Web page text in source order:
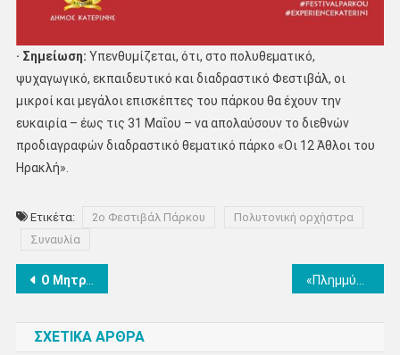
· Σημείωση: Υπενθυμίζεται, ότι, στο πολυθεματικό,
ψυχαγωγικό, εκπαιδευτικό και διαδραστικό Φεστιβάλ, οι
μικροί και μεγάλοι επισκέπτες του πάρκου θα έχουν την
ευκαιρία – έως τις 31 Μαΐου – να απολαύσουν το διεθνών
προδιαγραφών διαδραστικό θεματικό πάρκο «Οι 12 Άθλοι του
Ηρακλή».
Ετικέτα: 2ο Φεστιβάλ Πάρκου
Πολυτονική ορχήστρα
Συναυλία
Πλοήγηση
Ο Μητροπολίτης Κίτρους Γεώργιος στην Παναγία Σουμελά για την επέτειο Γενοκτονίας των Ποντίων «Πλημμύρισε» επισκέπτες το εντυπωσιακό 2ο Φεστιβάλ Πάρκου! (βίντεο+φωτο)
ΣΧΕΤΙΚΑ ΑΡΘΡΑ